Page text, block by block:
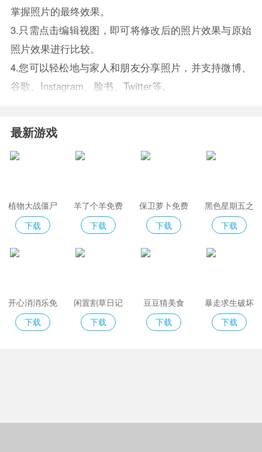
掌握照片的最终效果。
3.只需点击编辑视图，即可将修改后的照片效果与原始
照片效果进行比较。
4.您可以轻松地与家人和朋友分享照片，并支持微博、
谷歌、Instagram、脸书、Twitter等。
最新游戏
植物大战僵尸
2免费版
下载
羊了个羊免费
下载
保卫萝卜免费
版
下载
黑色星期五之
夜indiecross
下载
开心消消乐免
费版
下载
闲置割草日记
下载
豆豆猜美食
下载
暴走求生破坏
模拟器
下载